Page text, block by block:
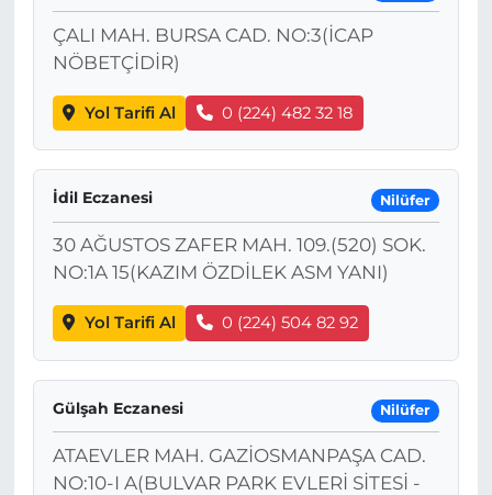
ÇALI MAH. BURSA CAD. NO:3(İCAP
NÖBETÇİDİR)
Yol Tarifi Al 0 (224) 482 32 18
İdil Eczanesi Nilüfer
30 AĞUSTOS ZAFER MAH. 109.(520) SOK.
NO:1A 15(KAZIM ÖZDİLEK ASM YANI)
Yol Tarifi Al 0 (224) 504 82 92
Gülşah Eczanesi Nilüfer
ATAEVLER MAH. GAZİOSMANPAŞA CAD.
NO:10-I A(BULVAR PARK EVLERİ SİTESİ -